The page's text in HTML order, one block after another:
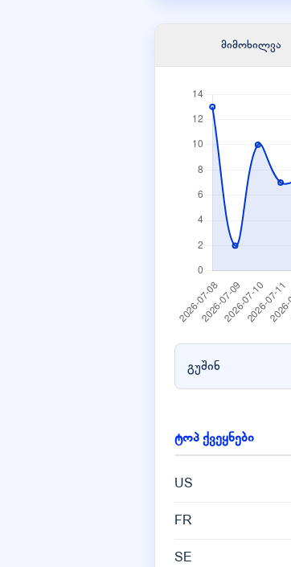
მიმოხილვა
გუშინ
ტოპ ქვეყნები
US
FR
SE